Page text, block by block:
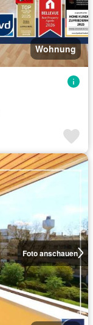
Wohnung
Foto anschauen